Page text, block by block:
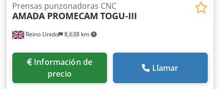
Reino Unido 8,638 km
Prensas punzonadoras CNC
AMADA PROMECAM TOGU-III
Información de
precio
Llamar